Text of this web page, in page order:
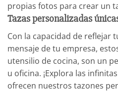
propias fotos para crear un
Tazas personalizadas
Con la capacidad de reflejar
mensaje de tu empresa,
utensilio de cocina, son un
u oficina. ¡Explora las
ofrecen nuestros tazones